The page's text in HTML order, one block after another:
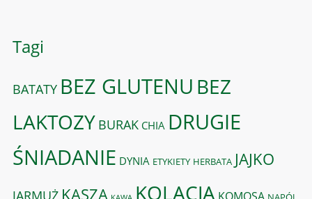
Tagi
BATATY BEZ GLUTENU BEZ
LAKTOZY BURAK CHIA DRUGIE
ŚNIADANIE DYNIA ETYKIETY HERBATA JAJKO
KASZA KOLACJA